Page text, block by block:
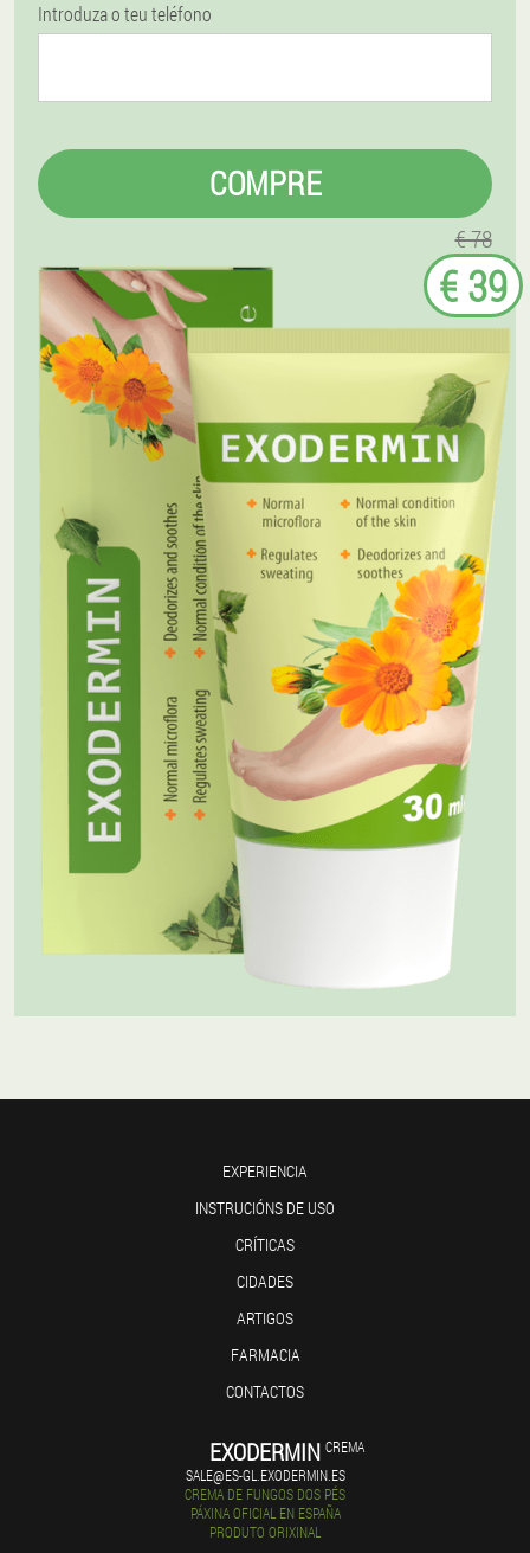
Introduza o teu teléfono
COMPRE
€ 78
€ 39
EXPERIENCIA
INSTRUCIÓNS DE USO
CRÍTICAS
CIDADES
ARTIGOS
FARMACIA
CONTACTOS
EXODERMIN CREMA
SALE@ES-GL.EXODERMIN.ES
CREMA DE FUNGOS DOS PÉS
PÁXINA OFICIAL EN ESPAÑA
PRODUTO ORIXINAL